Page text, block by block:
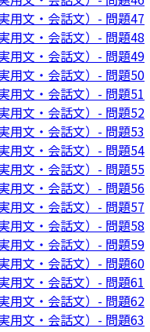
用文・会話文）- 問題47
用文・会話文）- 問題48
用文・会話文）- 問題49
用文・会話文）- 問題50
用文・会話文）- 問題51
用文・会話文）- 問題52
用文・会話文）- 問題53
用文・会話文）- 問題54
用文・会話文）- 問題55
用文・会話文）- 問題56
用文・会話文）- 問題57
用文・会話文）- 問題58
用文・会話文）- 問題59
用文・会話文）- 問題60
用文・会話文）- 問題61
用文・会話文）- 問題62
用文・会話文）- 問題63